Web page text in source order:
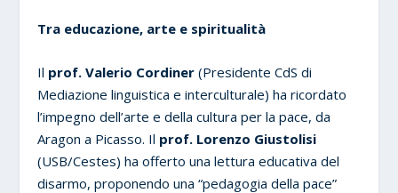
Tra educazione, arte e spiritualità
Il prof. Valerio Cordiner (Presidente CdS di
Mediazione linguistica e interculturale) ha ricordato
l’impegno dell’arte e della cultura per la pace, da
Aragon a Picasso. Il prof. Lorenzo Giustolisi
(USB/Cestes) ha offerto una lettura educativa del
disarmo, proponendo una “pedagogia della pace”